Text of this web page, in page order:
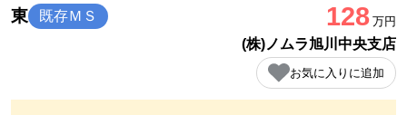
東 既存ＭＳ 128 万円
(株)ノムラ旭川中央支店
お気に入りに追加